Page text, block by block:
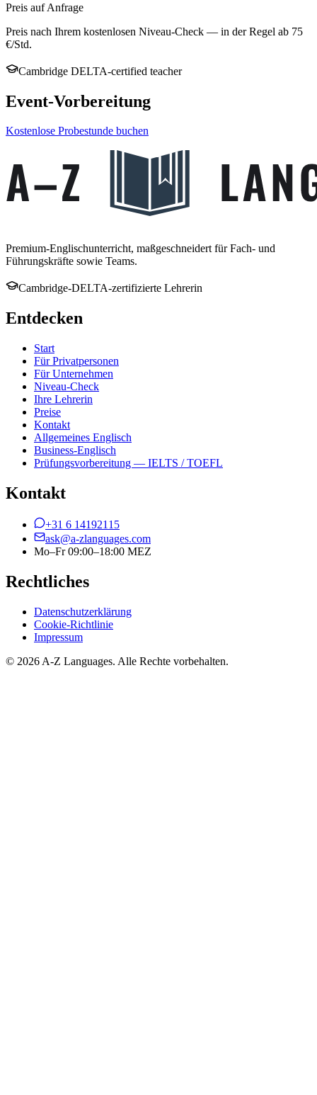
Preis auf Anfrage
Preis nach Ihrem kostenlosen Niveau-Check — in der Regel ab 75
€/Std.
Cambridge DELTA-certified teacher
Event-Vorbereitung
Kostenlose Probestunde buchen
Premium-Englischunterricht, maßgeschneidert für Fach- und
Führungskräfte sowie Teams.
Cambridge-DELTA-zertifizierte Lehrerin
Entdecken
Start
Für Privatpersonen
Für Unternehmen
Niveau-Check
Ihre Lehrerin
Preise
Kontakt
Allgemeines Englisch
Business-Englisch
Prüfungsvorbereitung — IELTS / TOEFL
Kontakt
+31 6 14192115
ask@a-zlanguages.com
Mo–Fr 09:00–18:00 MEZ
Rechtliches
Datenschutzerklärung
Cookie-Richtlinie
Impressum
© 2026 A-Z Languages. Alle Rechte vorbehalten.